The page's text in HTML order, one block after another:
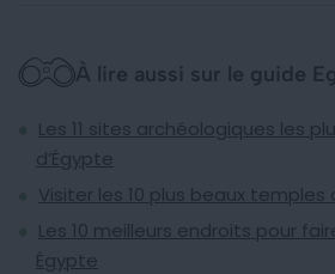
À lire aussi sur le guide
Les 11 sites archéologiques les
d’Égypte
Visiter les 10 plus beaux
Les 10 meilleurs endroits pour
Égypte